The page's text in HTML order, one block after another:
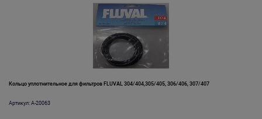
Кольцо уплотнительное для фильтров FLUVAL 304/404,305/405, 306/406, 307/407
Артикул: A-20063